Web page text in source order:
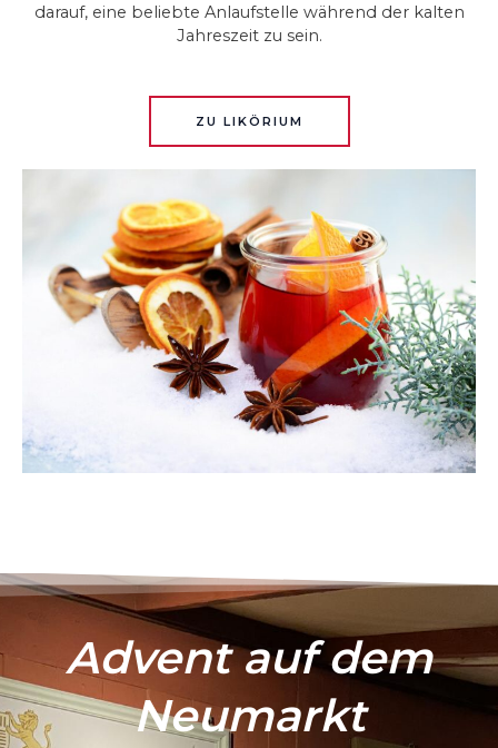
darauf, eine beliebte Anlaufstelle während der kalten
Jahreszeit zu sein.
ZU LIKÖRIUM
Advent auf dem
Neumarkt